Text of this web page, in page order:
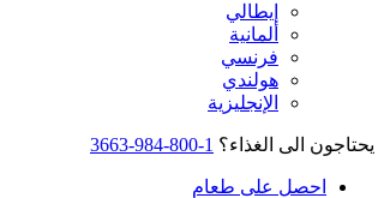
إيطالي
ألمانية
فرنسي
هولندي
الإنجليزية
يحتاجون الى الغذاء؟ 1-800-984-3663
احصل على طعام